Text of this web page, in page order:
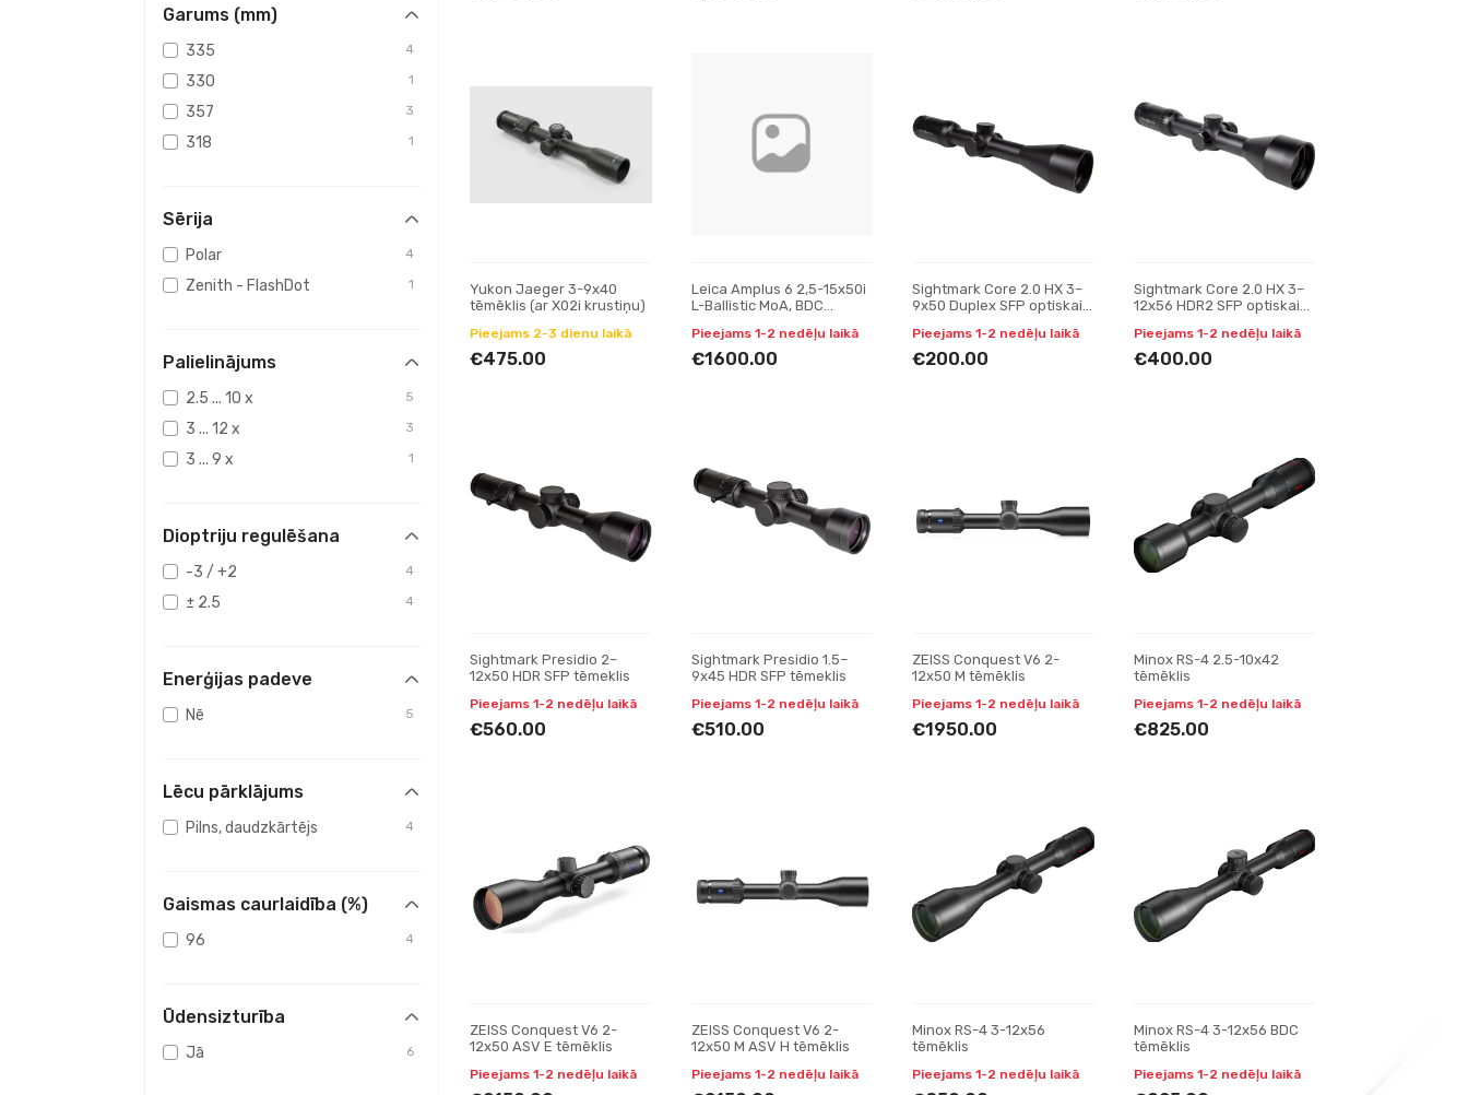
Garums (mm)
335 4
330 1
357 3
318 1
Sērija
Polar 4
Zenith - FlashDot 1
Palielinājums
2.5 ... 10 x 5
3 ... 12 x 3
3 ... 9 x 1
Dioptriju regulēšana
-3 / +2 4
± 2.5 4
Enerģijas padeve
Nē 5
Lēcu pārklājums
Pilns, daudzkārtējs 4
Gaismas caurlaidība (%)
96 4
Ūdensizturība
Jā 6
Yukon Jaeger 3-9x40
tēmēklis (ar X02i krustiņu)
Pieejams 2-3 dienu laikā
€475.00
Leica Amplus 6 2,5-15x50i
L-Ballistic MoA, BDC
Pieejams 1-2 nedēļu laikā
€1600.00
Sightmark Core 2.0 HX 3–
9x50 Duplex SFP optiskais
Pieejams 1-2 nedēļu laikā
€200.00
Sightmark Core 2.0 HX 3–
12x56 HDR2 SFP optiskais
Pieejams 1-2 nedēļu laikā
€400.00
Sightmark Presidio 2–
12x50 HDR SFP tēmeklis
Pieejams 1-2 nedēļu laikā
€560.00
Sightmark Presidio 1.5–
9x45 HDR SFP tēmeklis
Pieejams 1-2 nedēļu laikā
€510.00
ZEISS Conquest V6 2-
12x50 M tēmēklis
Pieejams 1-2 nedēļu laikā
€1950.00
Minox RS-4 2.5-10x42
tēmēklis
Pieejams 1-2 nedēļu laikā
€825.00
ZEISS Conquest V6 2-
12x50 ASV E tēmēklis
Pieejams 1-2 nedēļu laikā
ZEISS Conquest V6 2-
12x50 M ASV H tēmēklis
Pieejams 1-2 nedēļu laikā
Minox RS-4 3-12x56
tēmēklis
Pieejams 1-2 nedēļu laikā
Minox RS-4 3-12x56 BDC
tēmēklis
Pieejams 1-2 nedēļu laikā